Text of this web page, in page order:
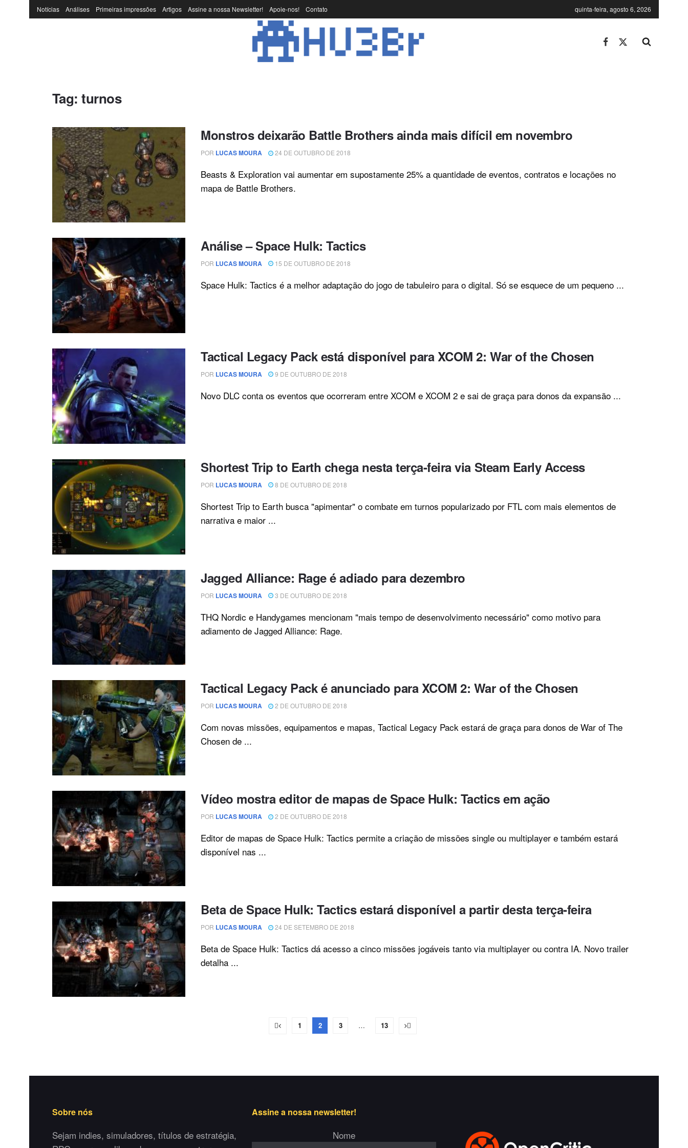
Notícias Análises Primeiras impressões Artigos Assine a nossa Newsletter! Apoie-nos! Contato quinta-feira, agosto 6, 2026
Tag:turnos
Monstros deixarão Battle Brothers ainda mais difícil em novembro
POR LUCAS MOURA 24 DE OUTUBRO DE 2018
Beasts & Exploration vai aumentar em supostamente 25% a quantidade de eventos, contratos e locações no
mapa de Battle Brothers.
Análise – Space Hulk: Tactics
POR LUCAS MOURA 15 DE OUTUBRO DE 2018
Space Hulk: Tactics é a melhor adaptação do jogo de tabuleiro para o digital. Só se esquece de um pequeno ...
Tactical Legacy Pack está disponível para XCOM 2: War of the Chosen
POR LUCAS MOURA 9 DE OUTUBRO DE 2018
Novo DLC conta os eventos que ocorreram entre XCOM e XCOM 2 e sai de graça para donos da expansão ...
Shortest Trip to Earth chega nesta terça-feira via Steam Early Access
POR LUCAS MOURA 8 DE OUTUBRO DE 2018
Shortest Trip to Earth busca "apimentar" o combate em turnos popularizado por FTL com mais elementos de
narrativa e maior ...
Jagged Alliance: Rage é adiado para dezembro
POR LUCAS MOURA 3 DE OUTUBRO DE 2018
THQ Nordic e Handygames mencionam "mais tempo de desenvolvimento necessário" como motivo para
adiamento de Jagged Alliance: Rage.
Tactical Legacy Pack é anunciado para XCOM 2: War of the Chosen
POR LUCAS MOURA 2 DE OUTUBRO DE 2018
Com novas missões, equipamentos e mapas, Tactical Legacy Pack estará de graça para donos de War of The
Chosen de ...
Vídeo mostra editor de mapas de Space Hulk: Tactics em ação
POR LUCAS MOURA 2 DE OUTUBRO DE 2018
Editor de mapas de Space Hulk: Tactics permite a criação de missões single ou multiplayer e também estará
disponível nas ...
Beta de Space Hulk: Tactics estará disponível a partir desta terça-feira
POR LUCAS MOURA 24 DE SETEMBRO DE 2018
Beta de Space Hulk: Tactics dá acesso a cinco missões jogáveis tanto via multiplayer ou contra IA. Novo trailer
detalha ...
1 2 3 … 13
Sobre nós
Sejam indies, simuladores, títulos de estratégia,
Assine a nossa newsletter!
Nome